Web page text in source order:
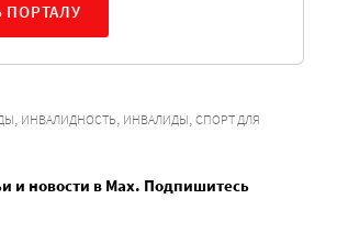
, ИНВАЛИДНОСТЬ, ИНВАЛИДЫ, СПОРТ ДЛЯ
и новости в Max. Подпишитесь